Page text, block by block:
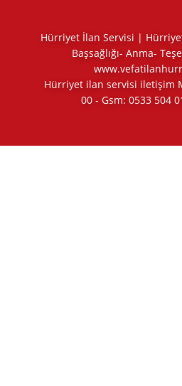
Hürriyet İlan Servisi |
Başsağlığı- Anma-
Hürriyet ilan servisi iletişim
00 - Gsm: 0533 504